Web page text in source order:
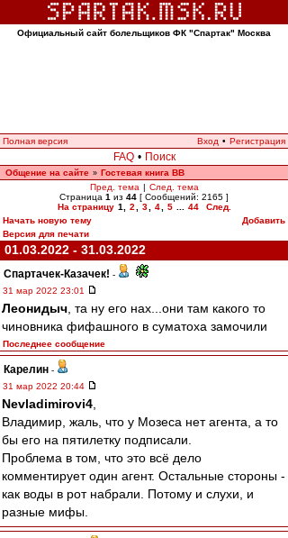
Официальный сайт болельщиков ФК "Спартак" Москва
Полная версия Вход • Регистрация
FAQ • Поиск
Общение на сайте » Гостевая книга ВВ
Пред. тема | След. тема
Страница 1 из 44 [ Сообщений: 2165 ]
На страницу 1 2 3 4 5 44
След.
Начать новую тему
Добавить
Версия для печати
01.03.2022 - 31.03.2022
Спартачек-Казачек! -
31 мар 2022 23:01
Леонидыч , та ну его нах...они там какого то
чиновника фифашного в суматоха замочили
Последнее сообщение
Карелин -
31 мар 2022 20:44
Nevladimirovi4
Владимир, жаль, что у Мозеса нет агента, а то
бы его на пятилетку подписали.
Проблема в том, что это всё дело
комментирует один агент. Остальные стороны -
как воды в рот набрали. Потому и слухи, и
разные мифы.